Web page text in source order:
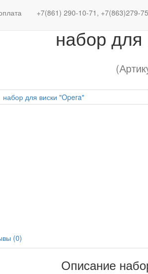
+7(861) 290-10-71, +7(863)279-
Европейские
набор для
(0)
Описание